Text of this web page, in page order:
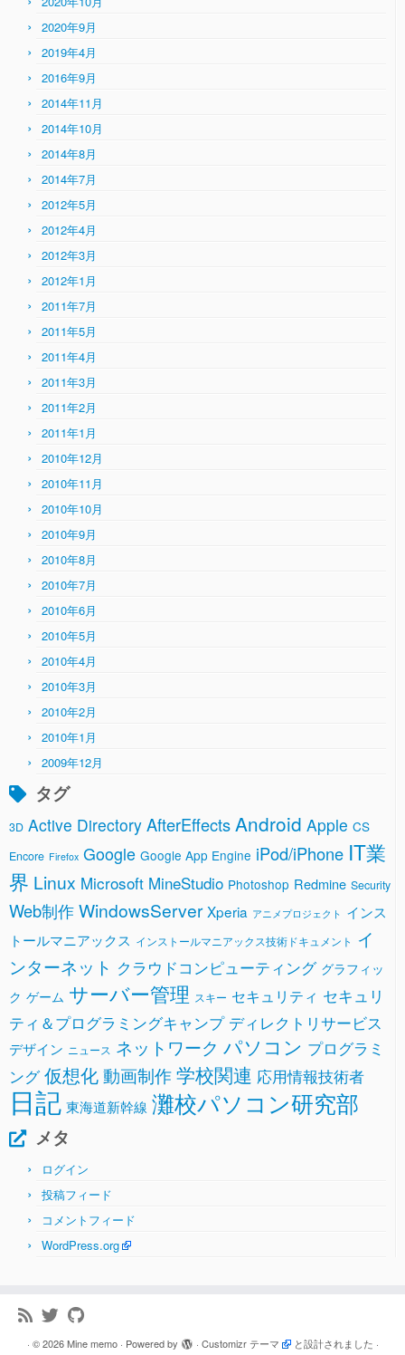
2020年9月
2019年4月
2016年9月
2014年11月
2014年10月
2014年8月
2014年7月
2012年5月
2012年4月
2012年3月
2012年1月
2011年7月
2011年5月
2011年4月
2011年3月
2011年2月
2011年1月
2010年12月
2010年11月
2010年10月
2010年9月
2010年8月
2010年7月
2010年6月
2010年5月
2010年4月
2010年3月
2010年2月
2010年1月
2009年12月
タグ
3D Active Directory AfterEffectsAndroid Apple CS
Encore Firefox Google Google App Engine iPod/iPhone IT業
界 Linux Microsoft MineStudio Photoshop Redmine Security
Web制作WindowsServer Xperia アニメプロジェクト インス
トールマニアックス インストールマニアックス技術ドキュメント イ
ンターネット クラウドコンピューティング グラフィッ
ク ゲーム サーバー管理 スキー セキュリティ セキュリ
ティ＆プログラミングキャンプ ディレクトリサービス
デザイン ニュース ネットワーク パソコン プログラミ
ング 仮想化動画制作学校関連 応用情報技術者
日記 東海道新幹線 灘校パソコン研究部
メタ
ログイン
投稿フィード
コメントフィード
WordPress.org
· © 2026 Mine memo· Powered by · Customizr テーマ と設計されました ·